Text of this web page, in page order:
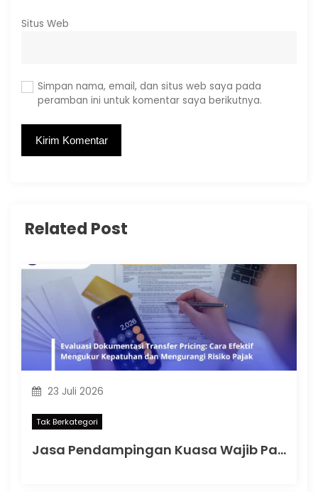
Situs Web
Simpan nama, email, dan situs web saya pada
peramban ini untuk komentar saya berikutnya.
Related Post
23 Juli 2026
Tak Berkategori
Jasa Pendampingan Kuasa Wajib Pajak: Memahami Mulai Kapan SKT Wajib bagi Kuasa Wajib Pajak Menurut PMK 44 Tahun 2026